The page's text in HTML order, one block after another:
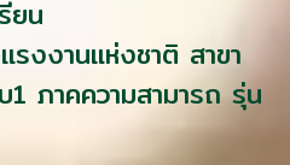
ยน
รงงานแห่งชาติ สาขา
ภาคความสามารถ รุ่น